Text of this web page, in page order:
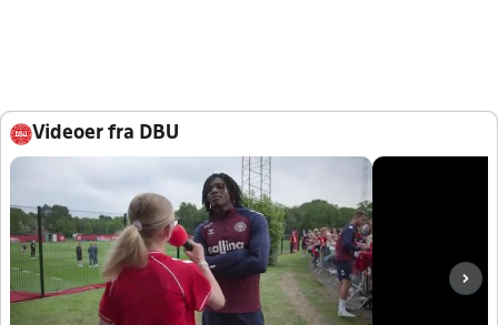
Videoer fra DBU